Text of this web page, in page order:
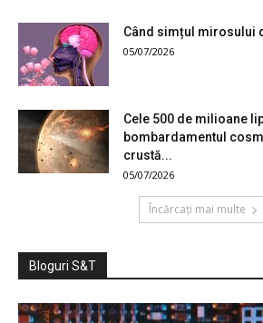
Când simțul mirosului
05/07/2026
Cele 500 de milioane
bombardamentul
crustă...
05/07/2026
Încărcați mai multe
Bloguri S&T